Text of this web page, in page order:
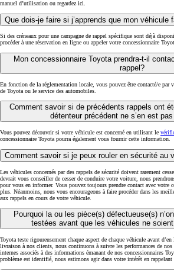
manuel d’utilisation ou regardez ici.
Que dois-je faire si j’apprends que mon véhicule
Si des créneaux pour une campagne de rappel spécifique sont déjà
procéder à une réservation en ligne ou appeler votre concessionnaire
Mon concessionnaire Toyota prendra-t-il
rappel?
En fonction de la réglementation locale, vous pouvez être contacté/e par
de Toyota ou le service des automobiles.
Comment savoir si de précédents rappels ont
détenteur précédent ne s’en est
Vous pouvez découvrir si votre véhicule est concerné en utilisant le
concessionnaire Toyota pourra également vous fournir cette information.
Comment savoir si je peux rouler en sécurité au
Les véhicules concernés par des rappels de sécurité doivent rarement
devrait vous conseiller de cesser de conduire votre voiture, nous
pour vous en informer. Vous pouvez toujours prendre contact avec votre
plus. Néanmoins, nous vous encourageons à faire procéder dans les
aux rappels en cours de votre véhicule.
Pourquoi la ou les pièce(s) défectueuse(s)
testées avant que les véhicules ne
Toyota teste rigoureusement chaque aspect de chaque véhicule avant
livraison à nos clients, nous continuons à suivre les performances de nos
internes associés à des informations émanant de nos concessionnaires
problème est identifié, nous estimons agir dans votre intérêt en rappelant